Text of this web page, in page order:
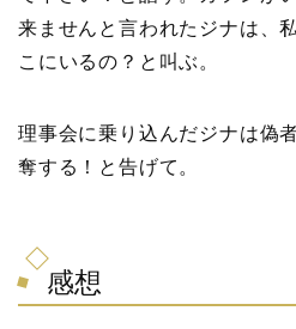
来ませんと言われたジナは、
こにいるの？と叫ぶ。
理事会に乗り込んだジナは偽
奪する！と告げて。
感想